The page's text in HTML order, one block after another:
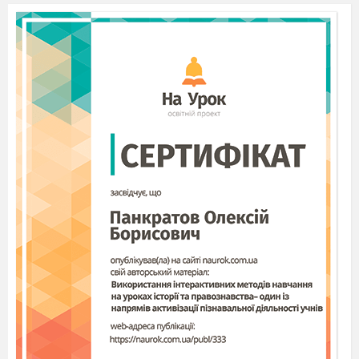
Пилат не задумався над тим, що і сам далеко не
все зрозумів із сказаного Ієшуа. Доступним
для нього було лише те, що стосувалося його
самого. Адже кожному хочеться, щоб в ньому
бачили добру людину, співчували і розуміли.
Та не кожен сам так буде чинити.
Так Понтій Пилат наказав убити Іуду –
не простив, ненавидить місто, яке підтирмало
ідею звільнення Варравани, себе звинувачує у
смерті Ієшуа, так і не усвідомивши ідею
філософа: Бог дає людині житя і волосину
перерізає
тільки Він.
Виникає питання: Чому їм важко жити за
законами Ієшуа? Варто пригадати біблійну
«Притчу про сіяча». Кожна людина сприймає